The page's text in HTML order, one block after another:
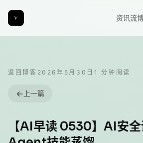
资讯流
返回博客 2026年5月30日 1 分钟阅读
← 上一篇
【AI早读 0530】AI安